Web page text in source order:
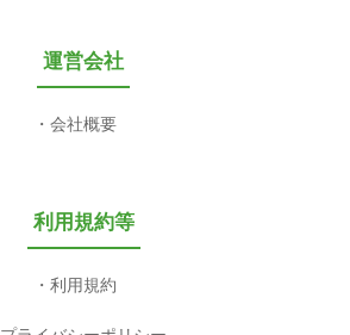
運営会社
会社概要
利用規約等
利用規約